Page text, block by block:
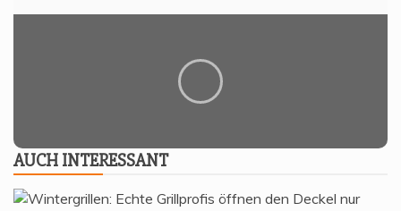
AUCH INTER­ES­SANT